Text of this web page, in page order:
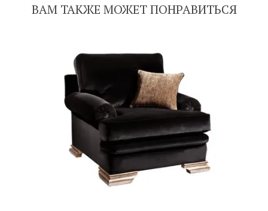
ВАМ ТАКЖЕ МОЖЕТ ПОНРАВИТЬСЯ